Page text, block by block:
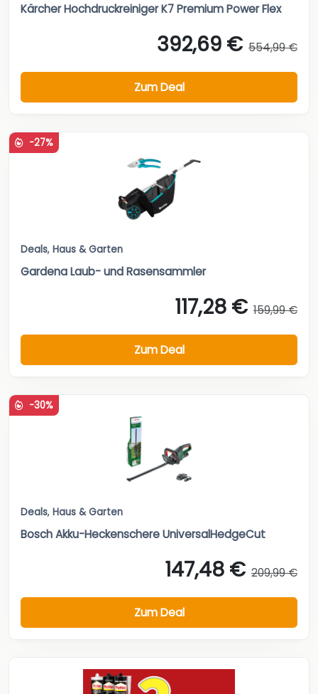
Kärcher Hochdruckreiniger K7 Premium Power Flex
392,69 € 554,99 €
Zum Deal
-27%
Deals, Haus & Garten
Gardena Laub- und Rasensammler
117,28 € 159,99 €
Zum Deal
-30%
Deals, Haus & Garten
Bosch Akku-Heckenschere UniversalHedgeCut
147,48 € 209,99 €
Zum Deal